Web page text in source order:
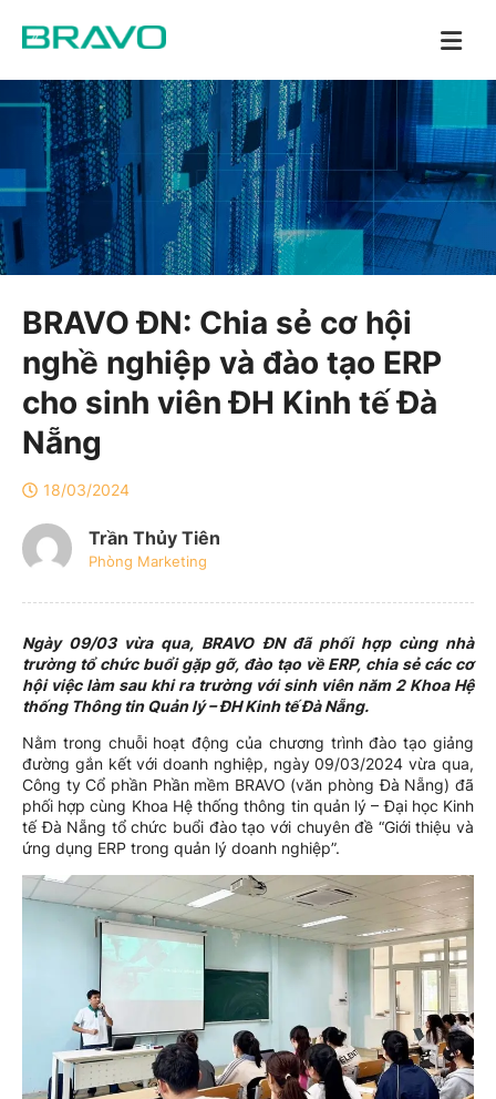
BRAVO ĐN: Chia sẻ cơ hội
nghề nghiệp và đào tạo ERP
cho sinh viên ĐH Kinh tế Đà
Nẵng
18/03/2024
Trần Thủy Tiên
Phòng Marketing
Ngày 09/03 vừa qua, BRAVO ĐN đã phối hợp cùng nhà
trường tổ chức buổi gặp gỡ, đào tạo về ERP, chia sẻ các cơ
hội việc làm sau khi ra trường với sinh viên năm 2 Khoa Hệ
thống Thông tin Quản lý – ĐH Kinh tế Đà Nẵng.
Nằm trong chuỗi hoạt động của chương trình đào tạo giảng
đường gắn kết với doanh nghiệp, ngày 09/03/2024 vừa qua,
Công ty Cổ phần Phần mềm BRAVO (văn phòng Đà Nẵng) đã
phối hợp cùng Khoa Hệ thống thông tin quản lý – Đại học Kinh
tế Đà Nẵng tổ chức buổi đào tạo với chuyên đề “Giới thiệu và
ứng dụng ERP trong quản lý doanh nghiệp”.